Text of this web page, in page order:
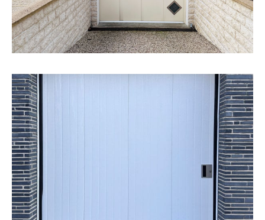
garage
EN SAVOIR +
Conception, fabrication et pose d’une porte de garage
manuelle avec ouverture latérale.
Porte de garage
Coloris : Blanc
EN SAVOIR +